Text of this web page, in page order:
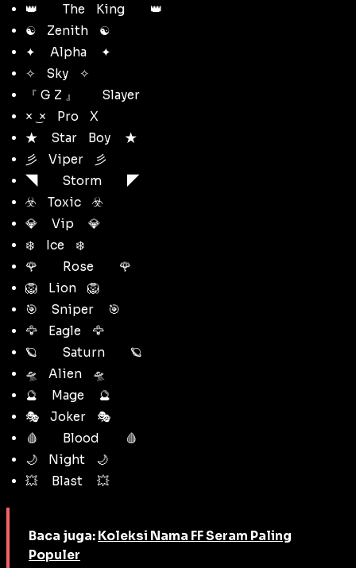
👑ᅠᅠ TheᅠKingᅠᅠ 👑
☯️ᅠZenithᅠ☯️
✦ᅠ Alphaᅠ ✦
✧ᅠSkyᅠ✧
『 G Z 』ᅠᅠ Slayer
× ͜ ×ᅠProᅠX
★ᅠ StarᅠBoyᅠ ★
彡ᅠViperᅠ彡
◥ᅠᅠ Stormᅠᅠ ◤
☣️ᅠToxicᅠ☣️
💎ᅠ Vipᅠ 💎
❄️ᅠIceᅠ❄️
🌹ᅠᅠ Roseᅠᅠ 🌹
🦁ᅠLionᅠ🦁
🎯ᅠ Sniperᅠ 🎯
🦅ᅠEagleᅠ🦅
🪐ᅠᅠ Saturnᅠᅠ 🪐
🛸ᅠAlienᅠ🛸
🔮ᅠ Mageᅠ 🔮
🎭ᅠJokerᅠ🎭
🩸ᅠᅠ Bloodᅠᅠ 🩸
🌙ᅠNightᅠ🌙
💥ᅠ Blastᅠ 💥
Baca juga: Koleksi Nama FF Seram Paling
Populer